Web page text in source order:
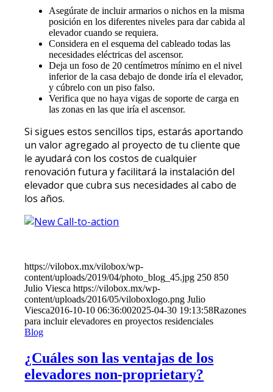
Asegúrate de incluir armarios o nichos en la misma
posición en los diferentes niveles para dar cabida al
elevador cuando se requiera.
Considera en el esquema del cableado todas las
necesidades eléctricas del ascensor.
Deja un foso de 20 centímetros mínimo en el nivel
inferior de la casa debajo de donde iría el elevador,
y cúbrelo con un piso falso.
Verifica que no haya vigas de soporte de carga en
las zonas en las que iría el ascensor.
Si sigues estos sencillos tips, estarás aportando
un valor agregado al proyecto de tu cliente que
le ayudará con los costos de cualquier
renovación futura y facilitará la instalación del
elevador que cubra sus necesidades al cabo de
los años.
https://vilobox.mx/vilobox/wp-
content/uploads/2019/04/photo_blog_45.jpg 250 850
Julio Viesca https://vilobox.mx/wp-
content/uploads/2016/05/viloboxlogo.png Julio
Viesca2016-10-10 06:36:002025-04-30 19:13:58Razones
para incluir elevadores en proyectos residenciales
Blog
¿Cuáles son las ventajas de los
elevadores non-proprietary?